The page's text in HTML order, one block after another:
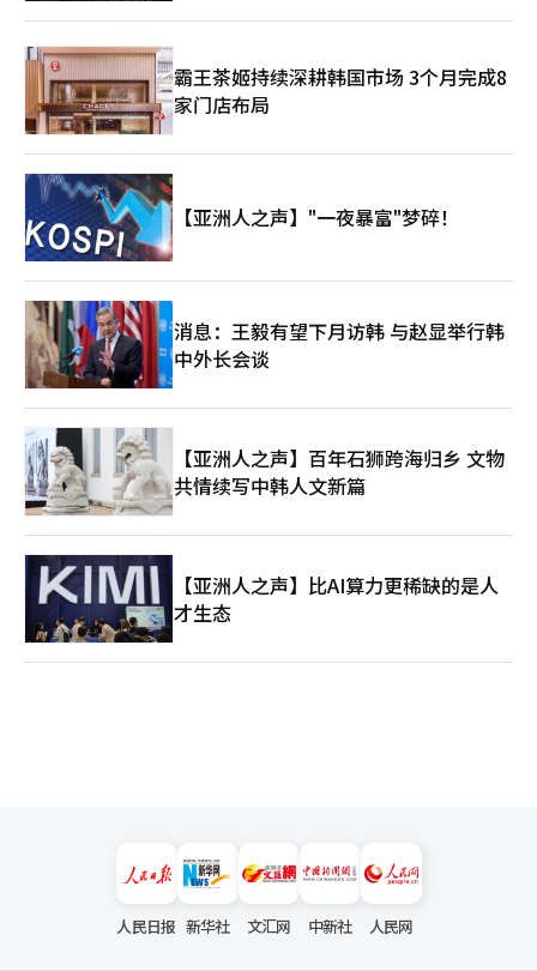
霸王茶姬持续深耕韩国市场 3个月完成8
家门店布局
【亚洲人之声】"一夜暴富"梦碎！
消息：王毅有望下月访韩 与赵显举行韩
中外长会谈
【亚洲人之声】百年石狮跨海归乡 文物
共情续写中韩人文新篇
【亚洲人之声】比AI算力更稀缺的是人
才生态
人民日报 新华社 文汇网 中新社 人民网